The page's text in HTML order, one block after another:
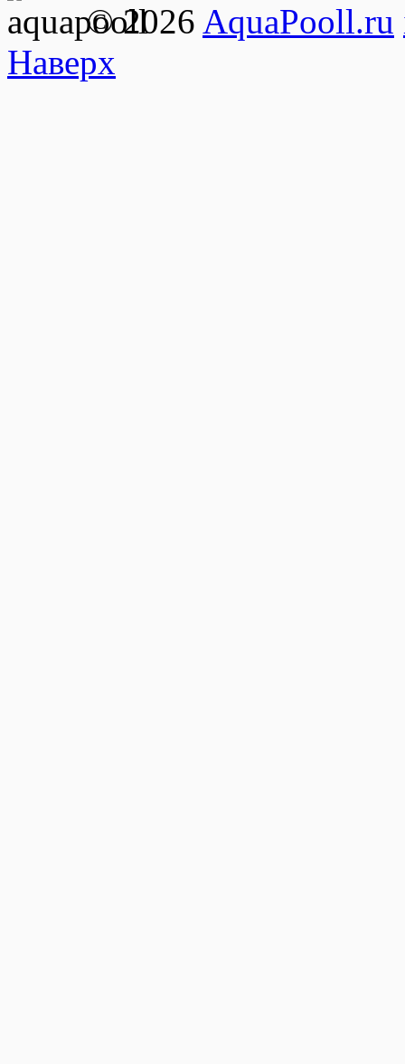
© 2026 AquaPooll.ru
Наверх